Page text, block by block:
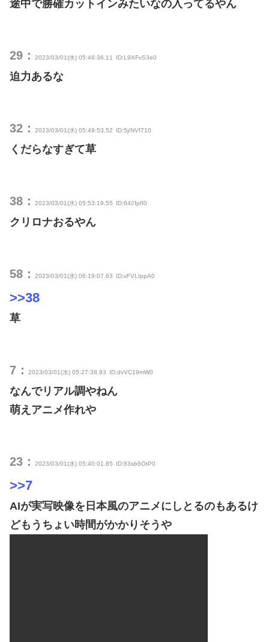
途中で勝確カットインみたいなの入ってるやん
29： 2023/03/01(水) 05:46:36.11 ID:L9XFvS3e0
迫力あるな
32： 2023/03/01(水) 05:49:53.52 ID:5j/NVf710
くだらなすぎて草
38： 2023/03/01(水) 05:53:19.55 ID:64//IpfI0
クリロナおるやん
58： 2023/03/01(水) 06:19:07.63 ID:vFVLIppA0
>>38
草
7： 2023/03/01(水) 05:27:38.93 ID:dvVC19mW0
なんでリアル調やねん
萌えアニメ作れや
23： 2023/03/01(水) 05:40:01.85 ID:83sb6OtP0
>>7
AIが実写映像を日本風のアニメにしとるのもあるけ
どもうちょい時間がかかりそうや